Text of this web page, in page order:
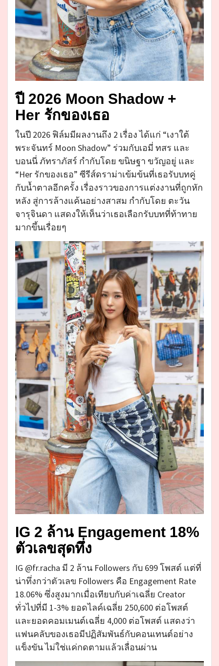
ปี 2026 Moon Shadow +
Her รักของเธอ
ในปี 2026 ฟิล์มมีผลงานถึง 2 เรื่อง ได้แก่ “เงาใต้
พระจันทร์ Moon Shadow” ร่วมกับเอมี่ ทสร และ
บอนนี่ ภัทราภัสร์ กำกับโดย ขนิษฐา ขวัญอยู่ และ
“Her รักของเธอ” ซีรีส์ดราม่าเข้มข้นที่เธอรับบทคู่
กับน้ำตาลอีกครั้ง เรื่องราวของการแต่งงานที่ถูกหัก
หลัง สู่การล้างแค้นอย่างสาสม กำกับโดย ตะวัน
จารุจินดา แสดงให้เห็นว่าเธอเลือกรับบทที่ท้าทาย
มากขึ้นเรื่อยๆ
IG 2 ล้าน Engagement 18%
ตัวเลขสุดทึ่ง
IG @fr.racha มี 2 ล้าน Followers กับ 699 โพสต์ แต่ที่
น่าทึ่งกว่าตัวเลข Followers คือ Engagement Rate
18.06% ซึ่งสูงมากเมื่อเทียบกับค่าเฉลี่ย Creator
ทั่วไปที่มี 1-3% ยอดไลค์เฉลี่ย 250,600 ต่อโพสต์
และยอดคอมเมนต์เฉลี่ย 4,000 ต่อโพสต์ แสดงว่า
แฟนคลับของเธอมีปฏิสัมพันธ์กับคอนเทนต์อย่าง
แข็งขัน ไม่ใช่แค่กดตามแล้วเลื่อนผ่าน